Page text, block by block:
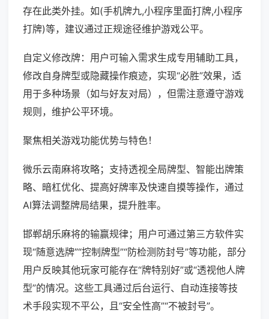
存在此类外挂。如(手机牌九,小程序里面打牌,小程序
打牌)等，建议通过正规途径维护游戏公平。
自定义修改牌：用户可输入需求生成专用辅助工具，
修改自身牌型或隐藏操作痕迹，实现“必胜”效果，适
用于多种场景（如与好友对局），但需注意遵守游戏
规则，维护公平环境。
聚焦相关游戏功能优势与特色！
微乐云南麻将攻略；支持透视全局牌型、智能出牌策
略、暗杠优化、提高好牌率及快速自摸等操作，通过
AI算法调整牌局结果，提升胜率。
邯郸胡乐麻将的输赢规律；用户可通过第三方软件实
现“随意选牌”“控制牌型”“防检测防封号”等功能，部分
用户反映其他玩家可能存在“牌特别好”或“透视他人牌
型”的情况。这些工具通过后台运行、自动连接等技
术手段实现不平公，且“安全性高”“不被封号”。